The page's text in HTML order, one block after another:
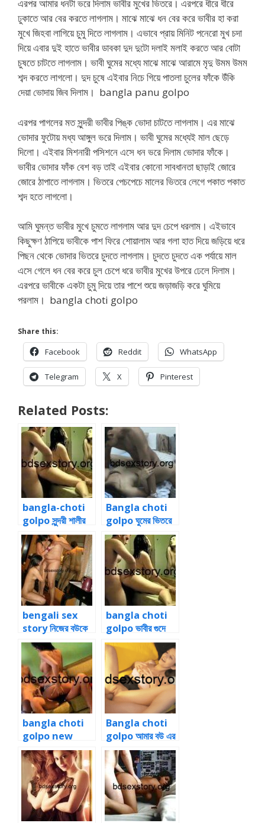
এরপর আমার ধনটা ভরে দিলাম ভাবীর মুখের ভিতরে। এরপরে ধীরে ধীরে
ঢুকাতে আর বের করতে লাগলাম। মাঝে মাঝে ধন বের করে ভাবীর হা করা
মুখে জিহবা লাগিয়ে চুমু দিতে লাগলাম। এভাবে প্রায় মিনিট পনেরো মুখ চদা
দিয়ে এবার দুই হাতে ভাবীর ডাবকা দুদ দুটো দলাই মলাই করতে আর বোটা
চুষতে চাটতে লাগলাম। ভাবী ঘুমের মধ্যে মাঝে মাঝে আরামে মৃদু উমম উমম
শব্দ করতে লাগলো। দুদ চুষে এইবার নিচে গিয়ে পাতলা চুলের ফাঁকে উঁকি
দেয়া ভোদায় জিব দিলাম। bangla panu golpo
এরপর পাগলের মত সুন্দরী ভাবীর পিঙ্ক ভোদা চাটতে লাগলাম। এর মাঝে
ভোদার ফুটোয় মধ্য আঙ্গুল ভরে দিলাম। ভাবী ঘুমের মধ্যেই মাল ছেড়ে
দিলো। এইবার মিশনারী পসিশনে এসে ধন ভরে দিলাম ভোদার ফাঁকে।
ভাবীর ভোদার ফাঁক বেশ বড় তাই এইবার কোনো সাবধানতা ছাড়াই জোরে
জোরে ঠাপাতে লাগলাম। ভিতরে পেচপেচে মালের ভিতরে লেগে পকাত পকাত
শব্দ হতে লাগলো।
আমি ঘুমন্ত ভাবীর মুখে চুমতে লাগলাম আর দুদ চেপে ধরলাম। এইভাবে
কিছুক্ষণ ঠাপিয়ে ভাবীকে পাশ ফিরে শোয়ালাম আর গলা হাত দিয়ে জড়িয়ে ধরে
পিছন থেকে ভোদার ভিতরে চুদতে লাগলাম। চুদতে চুদতে এক পর্যায়ে মাল
এসে গেলে ধন বের করে চুল চেপে ধরে ভাবীর মুখের উপরে ঢেলে দিলাম।
এরপরে ভাবীকে একটা চুমু দিয়ে তার পাশে শুয়ে জড়াজড়ি করে ঘুমিয়ে
পরলাম। bangla choti golpo
Share this:
Facebook Reddit WhatsApp
Telegram X Pinterest
Related Posts:
bangla-choti
golpo সুন্দরী শালীর
পাছায় জোর করে ঠাপ
মারা শুরু করলাম
Bangla choti
golpo ঘুমের ভিতরে
জোর করে বোনের পাছা
চুদলাম
bengali sex
story নিজের বউকে
চুদতে দেখলাম অফিস
পার্টিতে
bangla choti
golpo ভাবীর গুদে
আমার টনটনে ধোন এক
চাপ এ ঢুকিয়ে দিলাম
bangla choti
golpo new
বন্ধুকে সাথে নিয়ে বড়
আপুকে জোর করে
চুদলাম
Bangla choti
golpo আমার বউ এর
শাড়ি খুলে জোর করে
পাছা চুদতে লাগলো